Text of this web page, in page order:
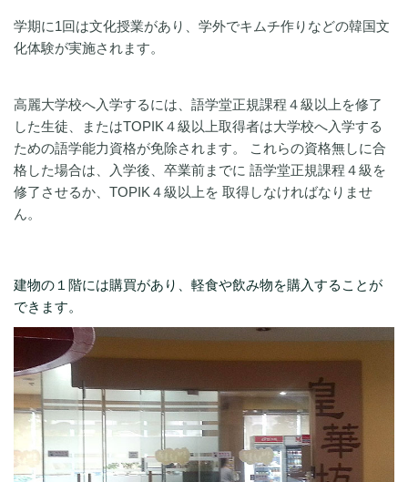
学期に1回は文化授業があり、学外でキムチ作りなどの韓国文
化体験が実施されます。
高麗大学校へ入学するには、語学堂正規課程４級以上を修了
した生徒、またはTOPIK４級以上取得者は大学校へ入学する
ための語学能力資格が免除されます。 これらの資格無しに合
格した場合は、入学後、卒業前までに 語学堂正規課程４級を
修了させるか、TOPIK４級以上を 取得しなければなりませ
ん。
建物の１階には購買があり、軽食や飲み物を購入することが
できます。